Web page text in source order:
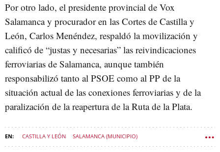
Por otro lado, el presidente provincial de Vox
Salamanca y procurador en las Cortes de Castilla y
León, Carlos Menéndez, respaldó la movilización y
calificó de “justas y necesarias” las reivindicaciones
ferroviarias de Salamanca, aunque también
responsabilizó tanto al PSOE como al PP de la
situación actual de las conexiones ferroviarias y de la
paralización de la reapertura de la Ruta de la Plata.
CASTILLA Y LEÓN SALAMANCA (MUNICIPIO)